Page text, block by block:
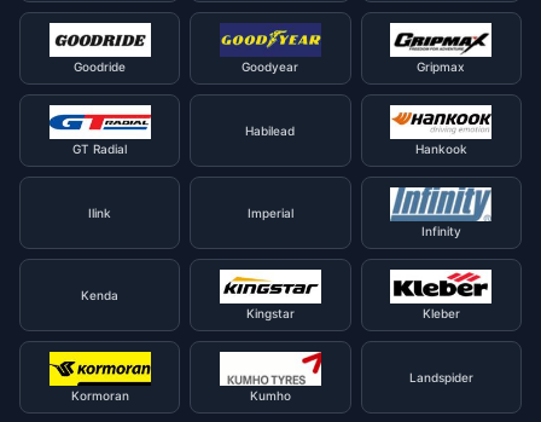
Goodride Goodyear Gripmax
GT Radial
Habilead
Hankook
Ilink
Imperial
Infinity
Kenda
Kingstar
Kleber
Kormoran Kumho
Landspider